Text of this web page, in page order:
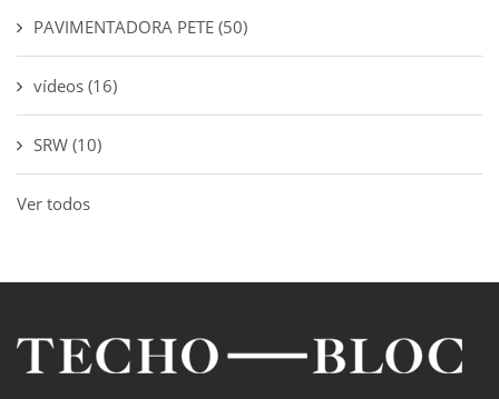
PAVIMENTADORA PETE (50)
vídeos (16)
SRW (10)
Ver todos